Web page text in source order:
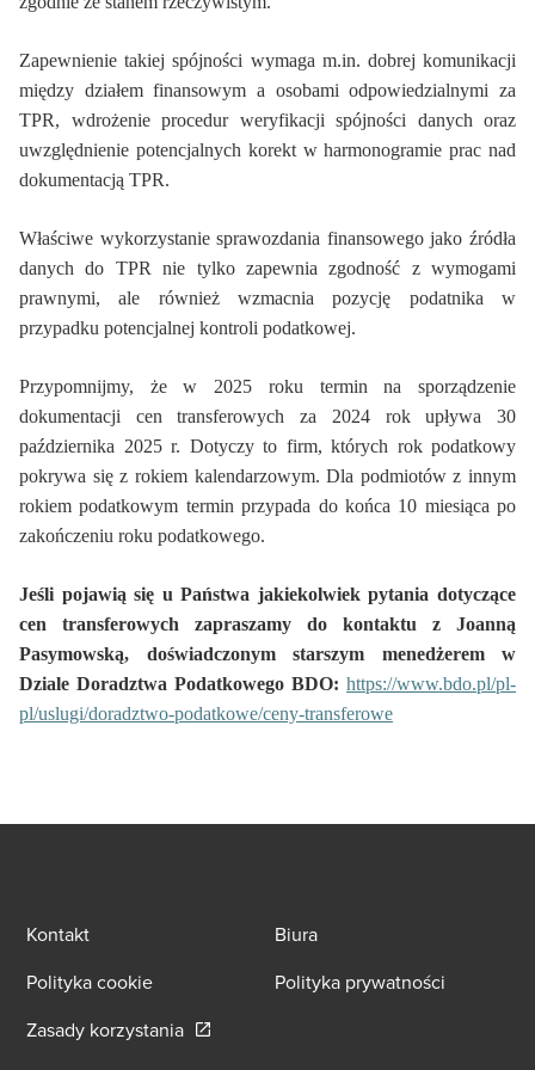
Zapewnienie takiej spójności wymaga m.in. dobrej komunikacji
między działem finansowym a osobami odpowiedzialnymi za
TPR, wdrożenie procedur weryfikacji spójności danych oraz
uwzględnienie potencjalnych korekt w harmonogramie prac nad
dokumentacją TPR.
Właściwe wykorzystanie sprawozdania finansowego jako źródła
danych do TPR nie tylko zapewnia zgodność z wymogami
prawnymi, ale również wzmacnia pozycję podatnika w
przypadku potencjalnej kontroli podatkowej.
Przypomnijmy, że w 2025 roku termin na sporządzenie
dokumentacji cen transferowych za 2024 rok upływa 30
października 2025 r. Dotyczy to firm, których rok podatkowy
pokrywa się z rokiem kalendarzowym. Dla podmiotów z innym
rokiem podatkowym termin przypada do końca 10 miesiąca po
zakończeniu roku podatkowego.
Jeśli pojawią się u Państwa jakiekolwiek pytania dotyczące
cen transferowych zapraszamy do kontaktu z Joanną
Pasymowską, doświadczonym starszym menedżerem w
Dziale Doradztwa Podatkowego BDO: https://www.bdo.pl/pl-
pl/uslugi/doradztwo-podatkowe/ceny-transferowe
Kontakt
Biura
Polityka cookie
Polityka prywatności
Zasady korzystaniaOpens in a new window/tab